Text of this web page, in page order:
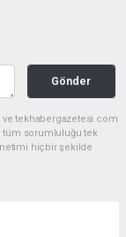
Gönder
ve tekhabergazetesi.com
tüm sorumluluğu tek
hiçbir şekilde